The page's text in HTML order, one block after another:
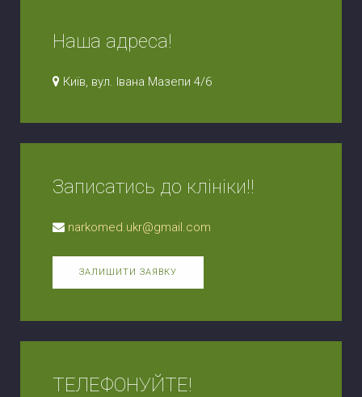
Наша адреса!
Київ, вул. Івана Мазепи 4/6
Записатись до клініки!!
narkomed.ukr@gmail.com
ЗАЛИШИТИ ЗАЯВКУ
ТЕЛЕФОНУЙТЕ!